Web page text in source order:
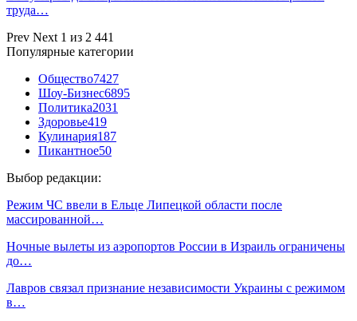
труда…
Prev Next 1 из 2 441
Популярные категории
Общество7427
Шоу-Бизнес6895
Политика2031
Здоровье419
Кулинария187
Пикантное50
Выбор редакции:
Режим ЧС ввели в Ельце Липецкой области после
массированной…
Ночные вылеты из аэропортов России в Израиль ограничены
до…
Лавров связал признание независимости Украины с режимом
в…